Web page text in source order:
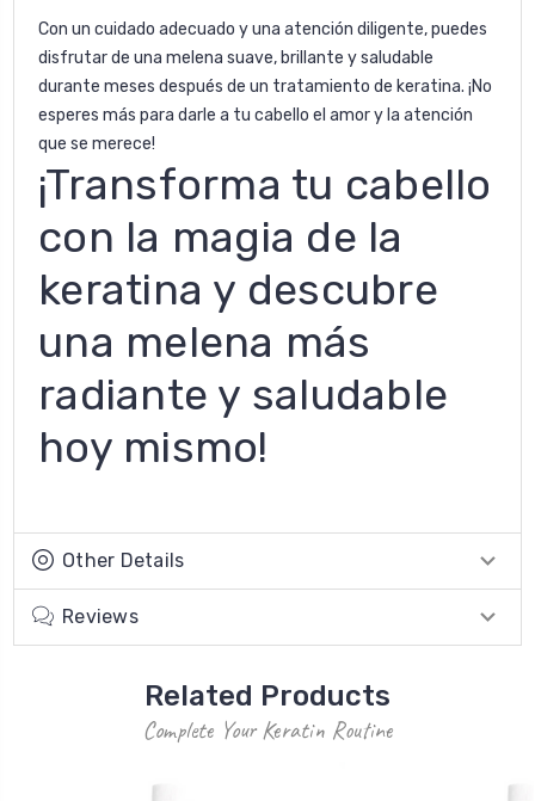
Con un cuidado adecuado y una atención diligente, puedes
disfrutar de una melena suave, brillante y saludable
durante meses después de un tratamiento de keratina. ¡No
esperes más para darle a tu cabello el amor y la atención
que se merece!
¡Transforma tu cabello
con la magia de la
keratina y descubre
una melena más
radiante y saludable
hoy mismo!
Other Details
Reviews
Related Products
Complete Your Keratin Routine